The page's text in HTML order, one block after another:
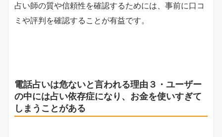
占い師の質や信頼性を確認するためには、事前に口コ
ミや評判を確認することが有益です。
電話占いは危ないと言われる理由３・ユーザー
の中には占い依存症になり、お金を使いすぎて
しまうことがある